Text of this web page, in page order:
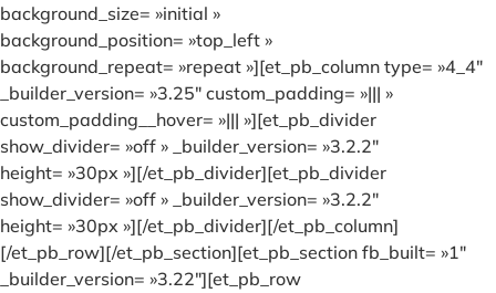
background_size= »initial »
background_position= »top_left »
background_repeat= »repeat »][et_pb_column type= »4_4″
_builder_version= »3.25″ custom_padding= »||| »
custom_padding__hover= »||| »][et_pb_divider
show_divider= »off » _builder_version= »3.2.2″
height= »30px »][/et_pb_divider][et_pb_divider
show_divider= »off » _builder_version= »3.2.2″
height= »30px »][/et_pb_divider][/et_pb_column]
[/et_pb_row][/et_pb_section][et_pb_section fb_built= »1″
_builder_version= »3.22″][et_pb_row